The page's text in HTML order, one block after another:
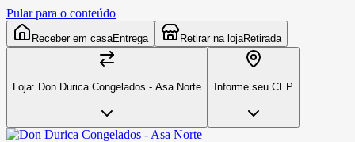
Pular para o conteúdo
Receber em casaEntrega Retirar na lojaRetirada
Loja: Don Durica Congelados - Asa Norte Informe seu CEP